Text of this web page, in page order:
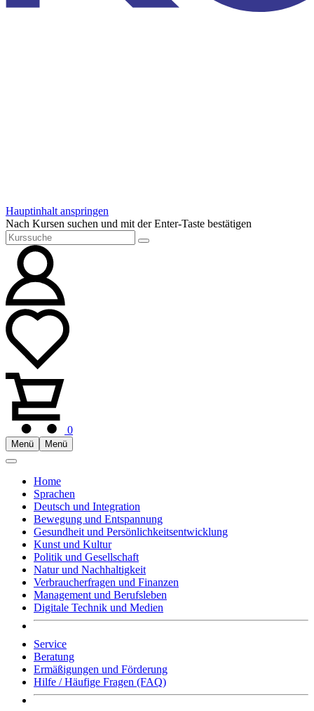
Hauptinhalt anspringen
Nach Kursen suchen und mit der Enter-Taste bestätigen
0
Menü Menü
Home
Sprachen
Deutsch und Integration
Bewegung und Entspannung
Gesundheit und Persönlichkeitsentwicklung
Kunst und Kultur
Politik und Gesellschaft
Natur und Nachhaltigkeit
Verbraucherfragen und Finanzen
Management und Berufsleben
Digitale Technik und Medien
Service
Beratung
Ermäßigungen und Förderung
Hilfe / Häufige Fragen (FAQ)